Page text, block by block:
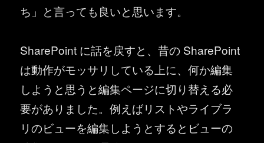
ち」と言っても良いと思います。
SharePoint に話を戻すと、昔の SharePoint
は動作がモッサリしている上に、何か編集
しようと思うと編集ページに切り替える必
要がありました。例えばリストやライブラ
リのビューを編集しようとするとビューの